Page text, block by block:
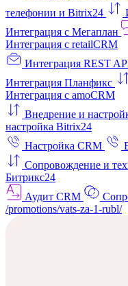
телефонии и Bitrix24
Интеграция с Мегаплан
Интеграция с retailCRM
Интеграция REST
Интеграция Планфикс
Интеграция с amoCRM
Внедрение и
настройка Bitrix24
Настройка CRM
Сопровождение и
Битрикс24
Аудит CRM
/promotions/vats-za-1-rubl/